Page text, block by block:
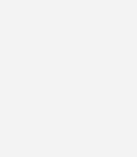
Ausbauziele für
stärker auf
Angesichts
und neue Verbraucher
für
als auch für